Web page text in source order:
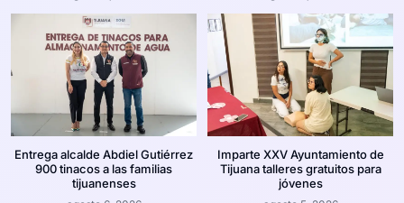
Entrega alcalde Abdiel Gutiérrez
900 tinacos a las familias
tijuanenses
Imparte XXV Ayuntamiento de
Tijuana talleres gratuitos para
jóvenes